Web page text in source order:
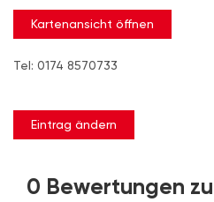
Kartenansicht öffnen
Tel: 0174 8570733
Eintrag ändern
0 Bewertungen